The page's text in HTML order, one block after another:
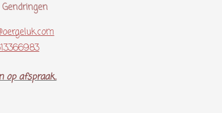
op afspraak..